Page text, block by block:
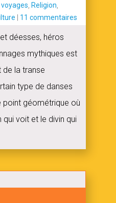
voyages Religion
11 commentaires
déesses, héros
mythiques est
la transe
type de danses
point géométrique où
qui voit et le divin qui